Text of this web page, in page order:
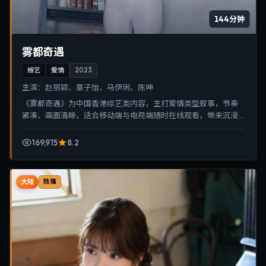
144分钟
雾都奇遇
综艺 爱情 2023
主演： 赵丽颖、章子怡、马伊琍、陈坤
《雾都奇遇》为中国香港综艺类内容，主打爱情类型叙事，节奏
紧凑、画面清晰，适合移动端与电视端随时在线观看，带来沉浸
169,915
8.2
大陆 独播